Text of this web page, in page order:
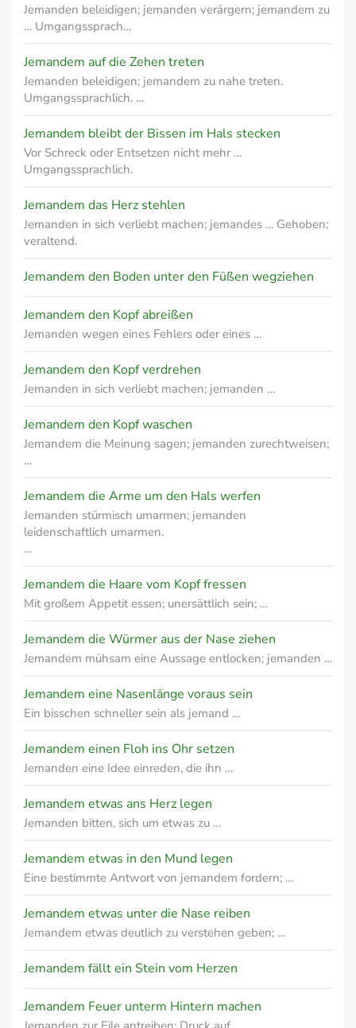
Jemanden beleidigen; jemanden verärgern; jemandem zu
… Umgangssprach…
Jemandem auf die Zehen treten
Jemanden beleidigen; jemandem zu nahe treten.
Umgangssprachlich. …
Jemandem bleibt der Bissen im Hals stecken
Vor Schreck oder Entsetzen nicht mehr …
Umgangssprachlich.
Jemandem das Herz stehlen
Jemanden in sich verliebt machen; jemandes … Gehoben;
veraltend.
Jemandem den Boden unter den Füßen wegziehen
Jemandem den Kopf abreißen
Jemanden wegen eines Fehlers oder eines …
Jemandem den Kopf verdrehen
Jemanden in sich verliebt machen; jemanden …
Jemandem den Kopf waschen
Jemandem die Meinung sagen; jemanden zurechtweisen;
…
Jemandem die Arme um den Hals werfen
Jemanden stürmisch umarmen; jemanden
leidenschaftlich umarmen.
…
Jemandem die Haare vom Kopf fressen
Mit großem Appetit essen; unersättlich sein; …
Jemandem die Würmer aus der Nase ziehen
Jemandem mühsam eine Aussage entlocken; jemanden …
Jemandem eine Nasenlänge voraus sein
Ein bisschen schneller sein als jemand …
Jemandem einen Floh ins Ohr setzen
Jemanden eine Idee einreden, die ihn …
Jemandem etwas ans Herz legen
Jemanden bitten, sich um etwas zu …
Jemandem etwas in den Mund legen
Eine bestimmte Antwort von jemandem fordern; …
Jemandem etwas unter die Nase reiben
Jemandem etwas deutlich zu verstehen geben; …
Jemandem fällt ein Stein vom Herzen
Jemandem Feuer unterm Hintern machen